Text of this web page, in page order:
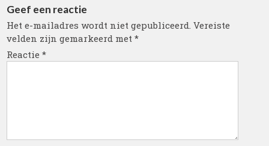
Geef een reactie
Het e-mailadres wordt niet gepubliceerd. Vereiste
velden zijn gemarkeerd met*
Reactie*